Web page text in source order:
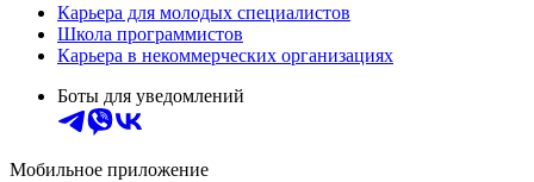
Карьера для молодых специалистов
Школа программистов
Карьера в некоммерческих организациях
Боты для уведомлений
Мобильное приложение